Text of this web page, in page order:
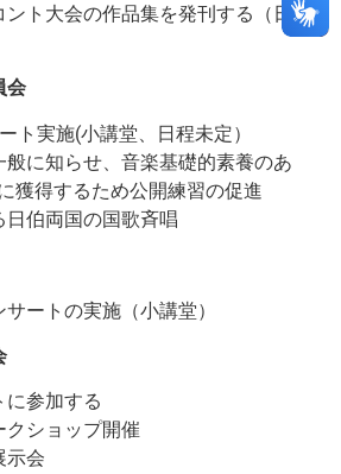
ト大会の作品集を発刊する（日
会
ト実施(小講堂、日程未定）
に知らせ、音楽基礎的素養のあ
獲得するため公開練習の促進
伯両国の国歌斉唱
ートの実施（小講堂）
に参加する
クショップ開催
示会